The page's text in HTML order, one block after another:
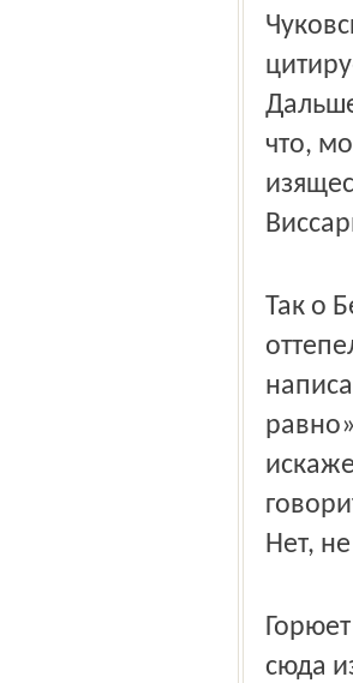
что,
Так о
Нет,
сюда